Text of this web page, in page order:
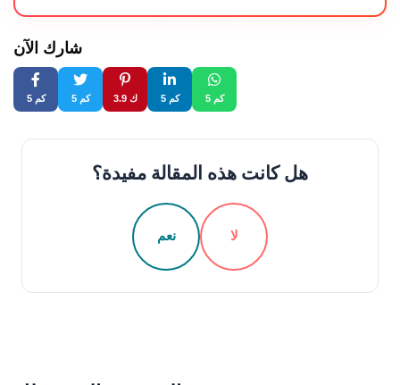
شارك الآن
5 كم 5 كم 3.9 ك 5 كم 5 كم
هل كانت هذه المقالة مفيدة؟
نعم لا